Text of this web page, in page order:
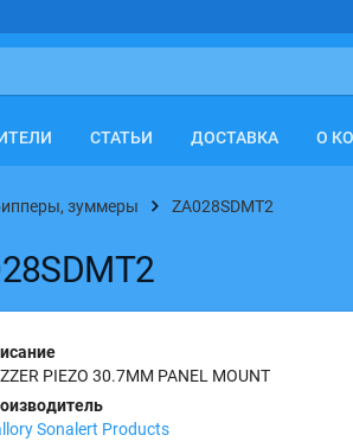
СТАТЬИ ДОСТАВКА О
зуммеры ZA028SDMT2
PIEZO 30.7MM PANEL MOUNT
Sonalert Products